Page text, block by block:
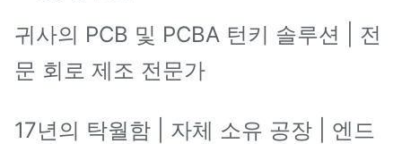
귀사의 PCB 및 PCBA 턴키 솔루션 | 전
문 회로 제조 전문가
17년의 탁월함 | 자체 소유 공장 | 엔드